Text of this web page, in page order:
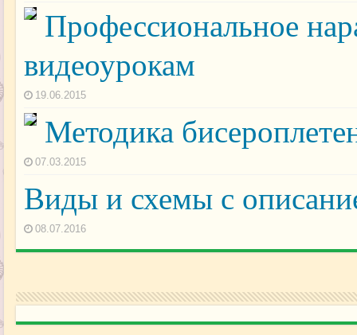
Профессиональное
видеоурокам
19.06.2015
Методика
07.03.2015
Виды и схемы с
08.07.2016